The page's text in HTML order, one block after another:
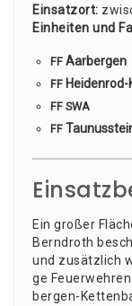
Ein­satz­ort:
Ein­hei­ten und
FF Aar­ber­gen
FF Hei­den­rod-
FF SWA
FF
Ein gro­ßer
Bernd­roth
und zusätz­lich
ge
ber­gen-